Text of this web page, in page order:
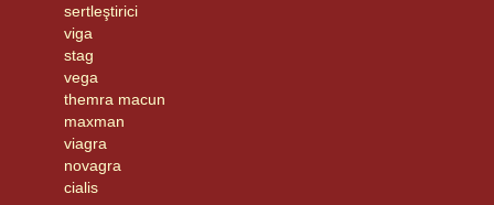
sertleştirici
viga
stag
vega
themra macun
maxman
viagra
novagra
cialis